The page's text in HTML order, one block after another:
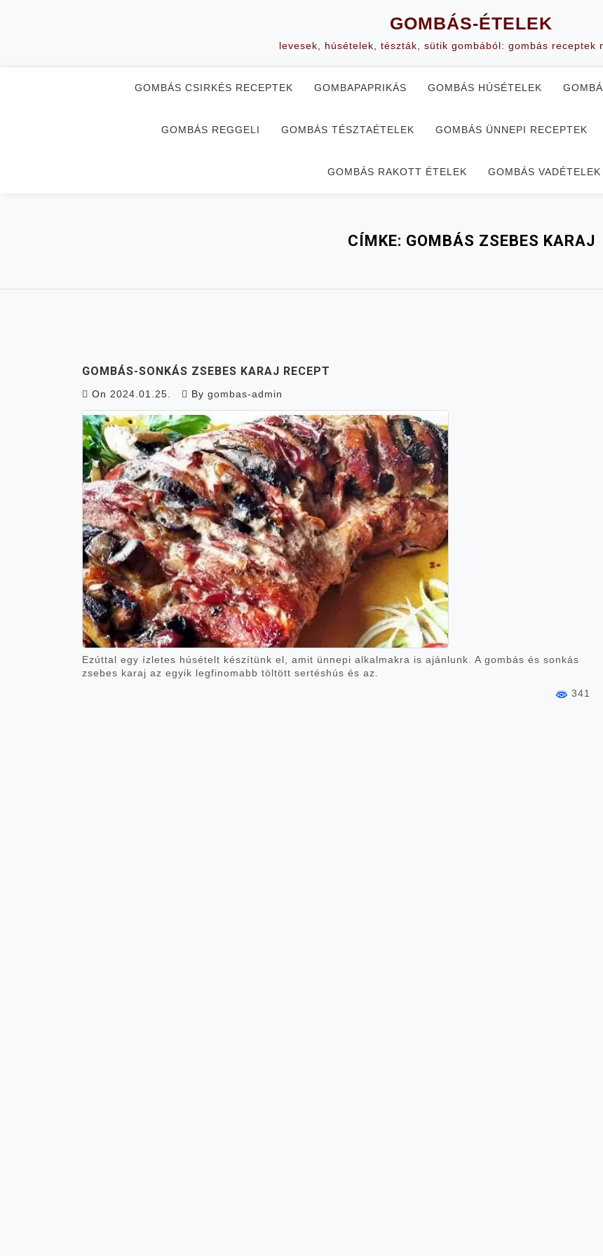
GOMBÁS-ÉTELEK
levesek, húsételek, tészták, sütik gombából: gombás receptek
GOMBÁS CSIRKÉS RECEPTEK GOMBAPAPRIKÁS GOMBÁS HÚSÉTELEK
GOMBÁS REGGELI GOMBÁS TÉSZTAÉTELEK GOMBÁS ÜNNEPI RECEPTEK
GOMBÁS RAKOTT ÉTELEK GOMBÁS VADÉTELEK
CÍMKE: GOMBÁS ZSEBES KARAJ
GOMBÁS-SONKÁS ZSEBES KARAJ RECEPT
On 2024.01.25. By gombas-admin
Ezúttal egy ízletes húsételt készítünk el, amit ünnepi alkalmakra is ajánlunk. A gombás és sonkás
zsebes karaj az egyik legfinomabb töltött sertéshús és az.
341